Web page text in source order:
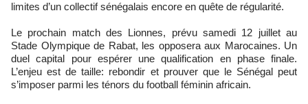
limites d’un collectif sénégalais encore en quête de régularité.
Le prochain match des Lionnes, prévu samedi 12 juillet au
Stade Olympique de Rabat, les opposera aux Marocaines. Un
duel capital pour espérer une qualification en phase finale.
L’enjeu est de taille: rebondir et prouver que le Sénégal peut
s’imposer parmi les ténors du football féminin africain.